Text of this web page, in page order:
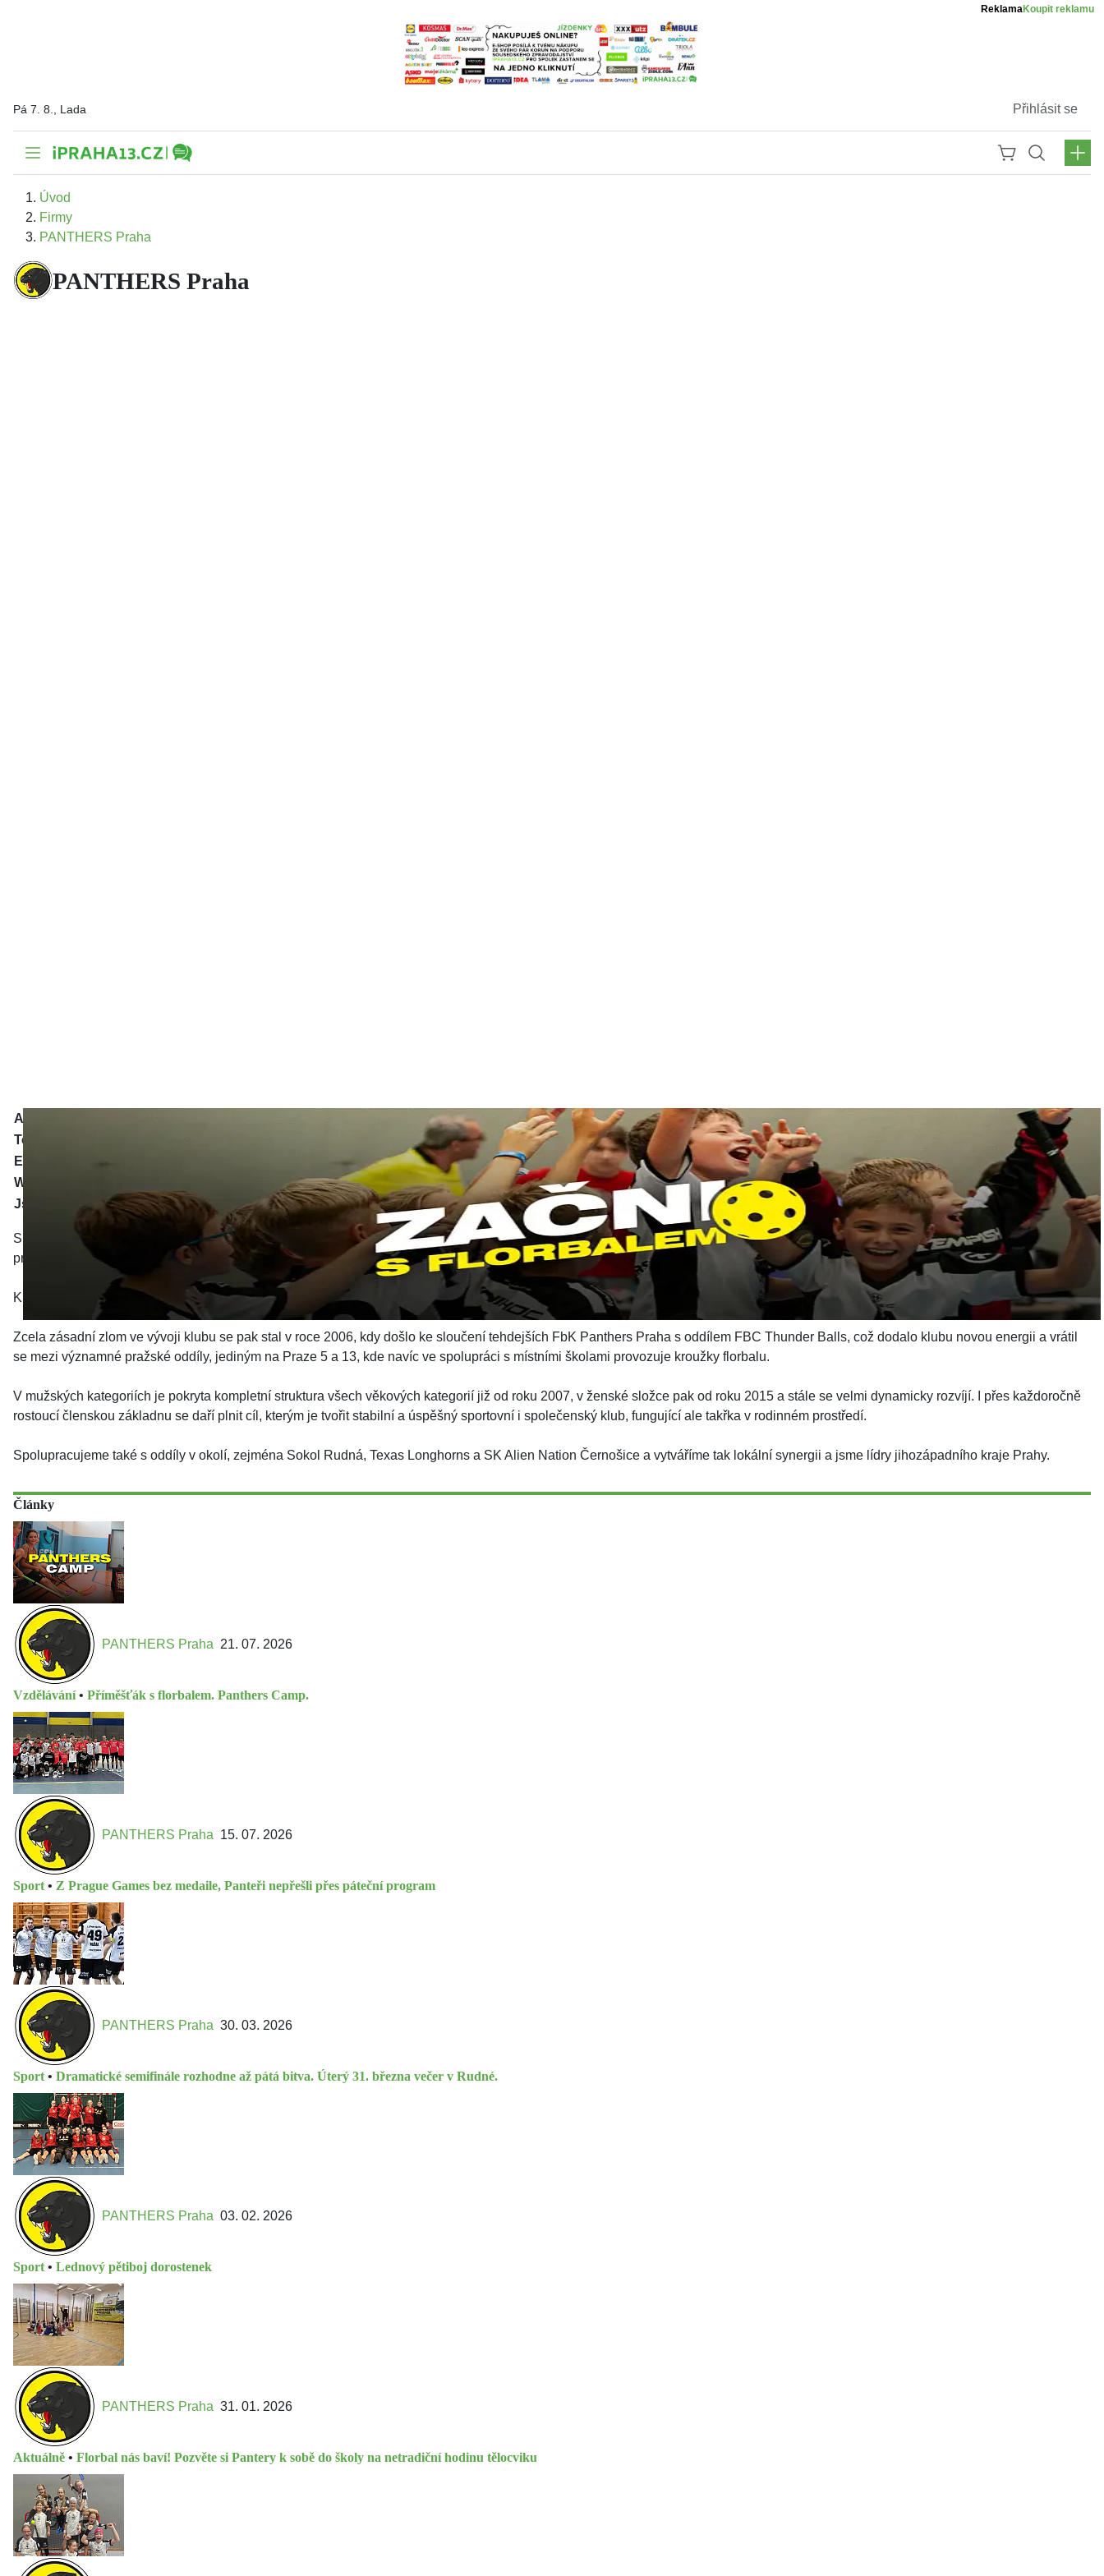
ReklamaKoupit reklamu
Pá 7. 8., Lada Přihlásit se
Úvod
Firmy
PANTHERS Praha
PANTHERS Praha
Adresa
Kovářova 12/26, 155 00 Praha 13 - Stodůlky
Telefon
E-mail:
Web:
https://www.panthers.cz/
Jsme na sociálních sítích:
Sportovní klub z jihozápadní části Prahy. Florbalový klub s tradicí od roku 1993. Patří k největším v Praze i ČR a je jediný na Praze 13, kde také ve spolupráci s místními školami
provozuje kroužky florbalu, má kompletní strukturu jak v mužské, tak ženské složce a spolupracuje i s kluby v okolí.¨
Klub vznikl v roce 1993 na pražském Žižkově a od té doby prošel značným vývojem a s jeho dlouhým a spletitým příběhem se můžete seznámit v klubové kronice (Historie klubu).
Zcela zásadní zlom ve vývoji klubu se pak stal v roce 2006, kdy došlo ke sloučení tehdejších FbK Panthers Praha s oddílem FBC Thunder Balls, což dodalo klubu novou energii a vrátil
se mezi významné pražské oddíly, jediným na Praze 5 a 13, kde navíc ve spolupráci s místními školami provozuje kroužky florbalu.
V mužských kategoriích je pokryta kompletní struktura všech věkových kategorií již od roku 2007, v ženské složce pak od roku 2015 a stále se velmi dynamicky rozvíjí. I přes každoročně
rostoucí členskou základnu se daří plnit cíl, kterým je tvořit stabilní a úspěšný sportovní i společenský klub, fungující ale takřka v rodinném prostředí.
Spolupracujeme také s oddíly v okolí, zejména Sokol Rudná, Texas Longhorns a SK Alien Nation Černošice a vytváříme tak lokální synergii a jsme lídry jihozápadního kraje Prahy.
Články
PANTHERS Praha 21. 07. 2026
Vzdělávání • Příměšťák s florbalem. Panthers Camp.
PANTHERS Praha 15. 07. 2026
Sport • Z Prague Games bez medaile, Panteři nepřešli přes páteční program
PANTHERS Praha 30. 03. 2026
Sport • Dramatické semifinále rozhodne až pátá bitva. Úterý 31. března večer v Rudné.
PANTHERS Praha 03. 02. 2026
Sport • Lednový pětiboj dorostenek
PANTHERS Praha 31. 01. 2026
Aktuálně • Florbal nás baví! Pozvěte si Pantery k sobě do školy na netradiční hodinu tělocviku